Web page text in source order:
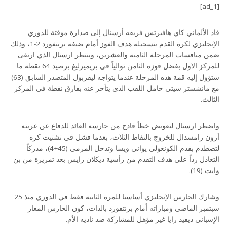
[ad_1]
قاد الألماني كاي هافيرتس فريقه أرسنال إلى صدارة موقتة للدوري
الإنجليزي لكرة القدم بتسجيله هدف الفوز أمام ضيفه برنتفورد 2-1، وذلك
ضمن منافسات المرحلة الثامنة والعشرين، وينتظر ارسنال الذي ارتقى
للمركز الاول بفضل فوزه الثامن توالياً في بريميرليغ برصيد 64 نقطة ما
ستؤول إليه قمة هذه المرحلة عندما يتواجه ليفربول المتصدر السابق (63)
مع مانشستر سيتي حامل اللقب الذي يتأخر عنه بفارق نقطة في المركز
الثالث.
واضطر ارسنال لتعويض خطأ فادح من حارسه العائد للدفاع عن عرينه
آرون رامسدال للخروج بالنقاط الثلاث، بعدما فشل في تشتيت كرة
لتصطدم بقدم الكونغولي يواني ويسا وتدخل المرمى (45+4)، مدركاً
التعادل رداً على هدف التقدم من رأسية ديكلان رايس بعد تمريرة من بن
وايت (19).
وشارك الحارس الإنجليزي أساسيا للمرة الثانية فقط في الدوري منذ 25
سبتمبر الماضي ومباراته أمام برنتفورد بالذات، كون الحارس المعار
الإسباني ديفيد رايا غير مؤهل للمشاركة ضد ناديه الأم.